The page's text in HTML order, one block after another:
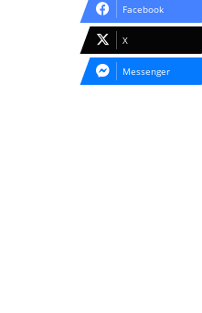
Facebook
X
Messenger